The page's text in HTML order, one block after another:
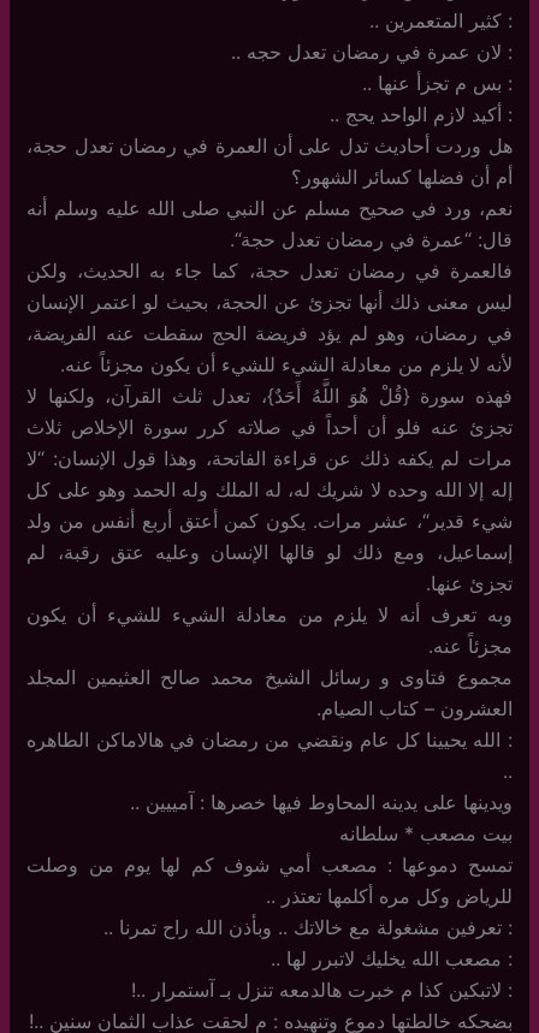
: كثير المتعمرين ..
: لان عمرة في رمضان تعدل حجه ..
: بس م تجزأ عنها ..
: أكيد لازم الواحد يحج ..
هل وردت أحاديث تدل على أن العمرة في رمضان تعدل حجة،
أم أن فضلها كسائر الشهور؟
نعم، ورد في صحيح مسلم عن النبي صلى الله عليه وسلم أنه
قال: “عمرة في رمضان تعدل حجة“.
فالعمرة في رمضان تعدل حجة، كما جاء به الحديث، ولكن
ليس معنى ذلك أنها تجزئ عن الحجة، بحيث لو اعتمر الإنسان
في رمضان، وهو لم يؤد فريضة الحج سقطت عنه الفريضة،
لأنه لا يلزم من معادلة الشيء للشيء أن يكون مجزئاً عنه.
فهذه سورة {قُلْ هُوَ اللَّهُ أَحَدٌ}، تعدل ثلث القرآن، ولكنها لا
تجزئ عنه فلو أن أحداً في صلاته كرر سورة الإخلاص ثلاث
مرات لم يكفه ذلك عن قراءة الفاتحة، وهذا قول الإنسان: “لا
إله إلا الله وحده لا شريك له، له الملك وله الحمد وهو على كل
شيء قدير“، عشر مرات. يكون كمن أعتق أربع أنفس من ولد
إسماعيل، ومع ذلك لو قالها الإنسان وعليه عتق رقبة، لم
تجزئ عنها.
وبه تعرف أنه لا يلزم من معادلة الشيء للشيء أن يكون
مجزئاً عنه.
مجموع فتاوى و رسائل الشيخ محمد صالح العثيمين المجلد
العشرون – كتاب الصيام.
: الله يحيينا كل عام ونقضي من رمضان في هالاماكن الطاهره
..
ويدينها على يدينه المحاوط فيها خصرها : آمييين ..
بيت مصعب * سلطانه
تمسح دموعها : مصعب أمي شوف كم لها يوم من وصلت
للرياض وكل مره أكلمها تعتذر ..
: تعرفين مشغولة مع خالاتك .. وبأذن الله راح تمرنا ..
: مصعب الله يخليك لاتبرر لها ..
: لاتبكين كذا م خبرت هالدمعه تنزل بـ آستمرار ..!
بضحكه خالطتها دموع وتنهيده : م لحقت عذاب الثمان سنين ..!